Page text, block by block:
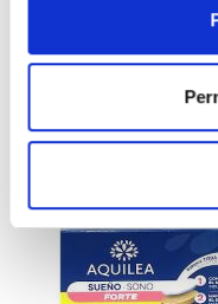
- + Añadir